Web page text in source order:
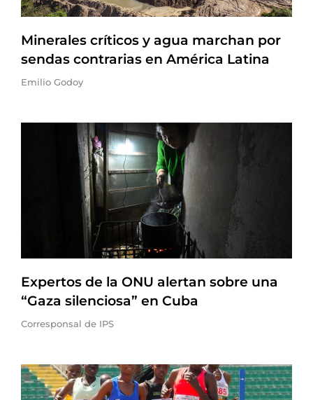
Minerales críticos y agua marchan por
sendas contrarias en América Latina
Emilio Godoy
Expertos de la ONU alertan sobre una
“Gaza silenciosa” en Cuba
Corresponsal de IPS